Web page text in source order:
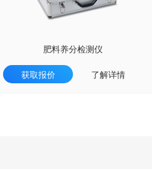
肥料养分检测仪
获取报价 了解详情